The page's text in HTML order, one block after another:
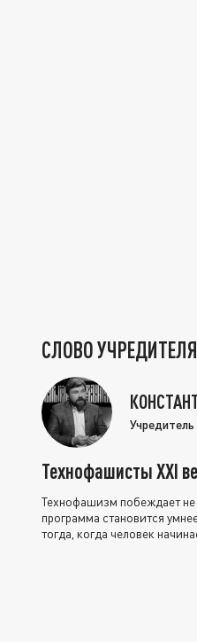
СЛОВО УЧРЕДИТЕЛЯ
Технофашисты XXI
Технофашизм побеждает не
программа становится
тогда, когда человек